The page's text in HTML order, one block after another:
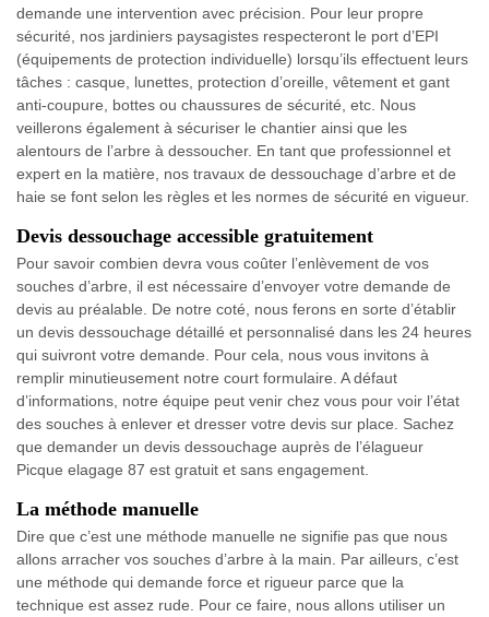
demande une intervention avec précision. Pour leur propre
sécurité, nos jardiniers paysagistes respecteront le port d’EPI
(équipements de protection individuelle) lorsqu’ils effectuent leurs
tâches : casque, lunettes, protection d’oreille, vêtement et gant
anti-coupure, bottes ou chaussures de sécurité, etc. Nous
veillerons également à sécuriser le chantier ainsi que les
alentours de l’arbre à dessoucher. En tant que professionnel et
expert en la matière, nos travaux de dessouchage d’arbre et de
haie se font selon les règles et les normes de sécurité en vigueur.
Devis dessouchage accessible gratuitement
Pour savoir combien devra vous coûter l’enlèvement de vos
souches d’arbre, il est nécessaire d’envoyer votre demande de
devis au préalable. De notre coté, nous ferons en sorte d’établir
un devis dessouchage détaillé et personnalisé dans les 24 heures
qui suivront votre demande. Pour cela, nous vous invitons à
remplir minutieusement notre court formulaire. A défaut
d’informations, notre équipe peut venir chez vous pour voir l’état
des souches à enlever et dresser votre devis sur place. Sachez
que demander un devis dessouchage auprès de l’élagueur
Picque elagage 87 est gratuit et sans engagement.
La méthode manuelle
Dire que c’est une méthode manuelle ne signifie pas que nous
allons arracher vos souches d’arbre à la main. Par ailleurs, c’est
une méthode qui demande force et rigueur parce que la
technique est assez rude. Pour ce faire, nous allons utiliser un